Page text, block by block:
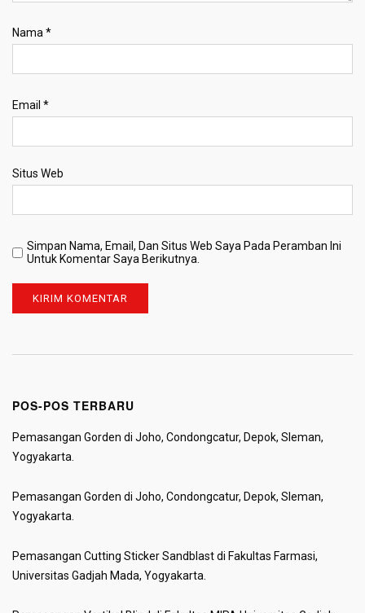
Nama*
Email *
Situs Web
Simpan Nama, Email, Dan Situs Web Saya Pada Peramban Ini
Untuk Komentar Saya Berikutnya.
POS-POS TERBARU
Pemasangan Gorden di Joho, Condongcatur, Depok, Sleman,
Yogyakarta.
Pemasangan Gorden di Joho, Condongcatur, Depok, Sleman,
Yogyakarta.
Pemasangan Cutting Sticker Sandblast di Fakultas Farmasi,
Universitas Gadjah Mada, Yogyakarta.